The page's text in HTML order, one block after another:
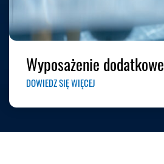
Wyposażenie dodatkowe
DOWIEDZ SIĘ WIĘCEJ